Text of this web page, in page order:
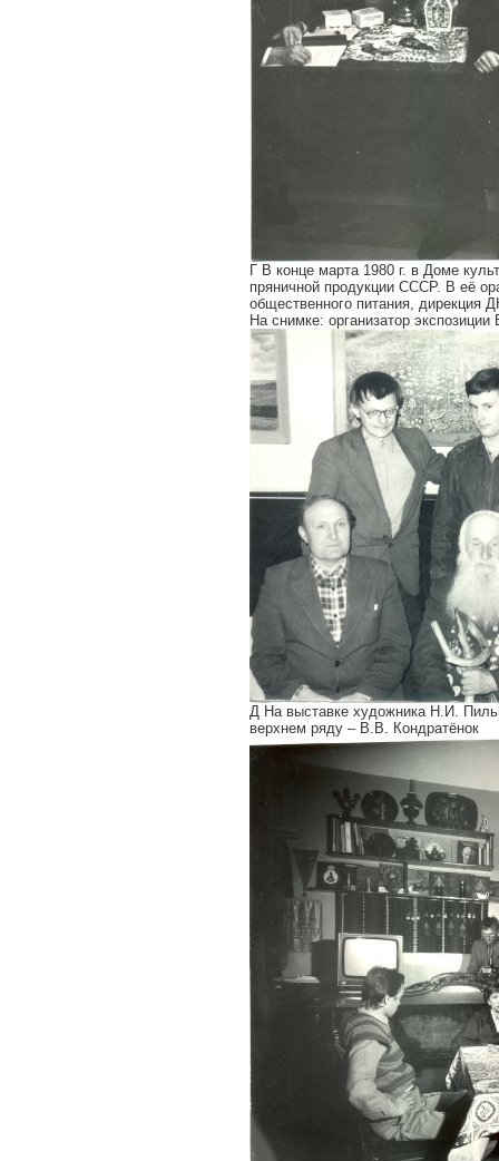
Г В конце марта 1980 г. в Доме
пряничной продукции СССР. В её
общественного питания,
На снимке: организатор
Д На выставке художника Н.И.
верхнем ряду – В.В. Кондратёнок